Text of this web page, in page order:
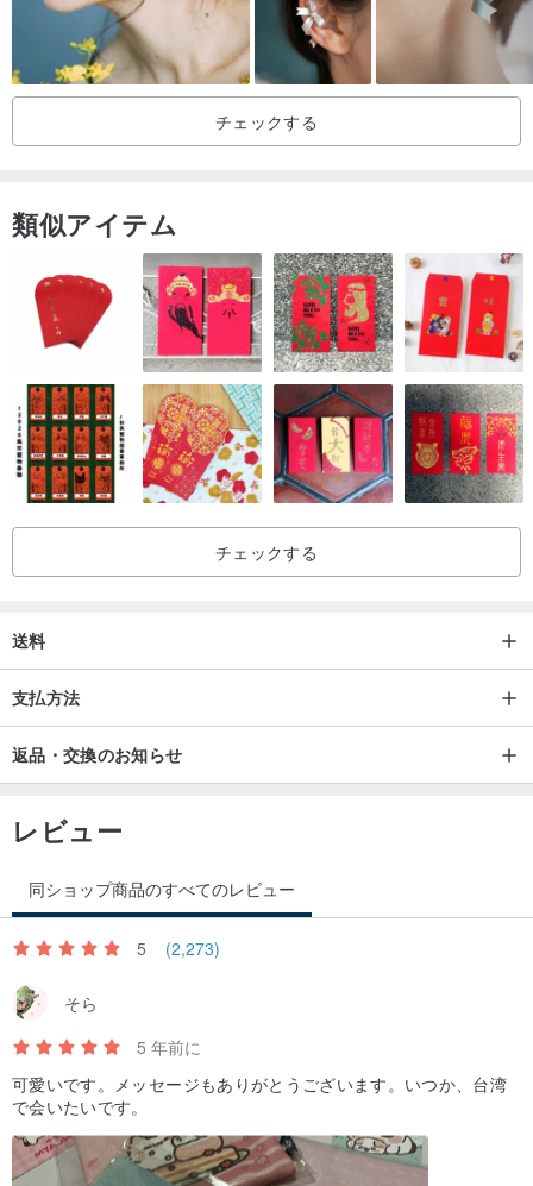
●純粋な手作り製品は壊れやすいかもしれません。
●細かい手作り製品には小さな欠点があります。
それが受け入れられるかどうか慎重に検討してください。
完璧をお求めの方は、購入しないで下さい、ご容赦ください。
●各画面の色が異なるため、
私たちに多くのサポートをしてくれてありがとう（ᅌᴗᅌ✿✿）。
着用説明書：
●ジュエリーが過度に酸化されないように、ジュエリー部分にローシ
ョンや香水を塗布しないでください。
●入浴、水泳、温泉では着ないでください。
お手入れ方法
●金属製品の酸化は正常です。
起源/製造方法
チェックする
類似アイテム
チェックする
送料
支払方法
返品・交換のお知らせ
レビュー
同ショップ商品のすべてのレビュー
5 (2,273)
そら
5 年前に
可愛いです。メッセージもありがとうございます。いつか、台湾
で会いたいです。